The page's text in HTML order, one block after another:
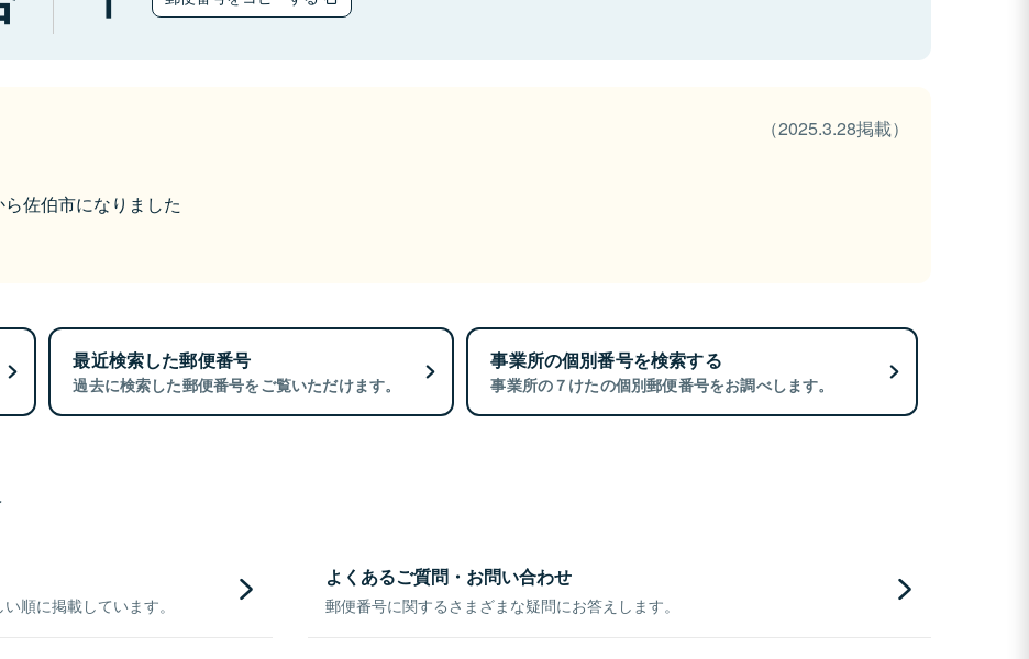
（2025.3.28掲載）
佐伯市になりました
最近検索した郵便番号
過去に検索した郵便番号をご覧いただけます。
事業所の個別番号を検索する
事業所の７けたの個別郵便番号をお調べします。
順に掲載しています。
よくあるご質問・お問い合わせ
郵便番号に関するさまざまな疑問にお答えします。